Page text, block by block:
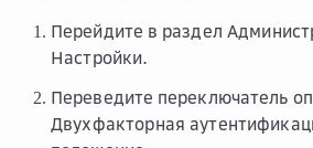
Перейдите в раздел
Настройки.
Переведите переключатель
Двухфакторная